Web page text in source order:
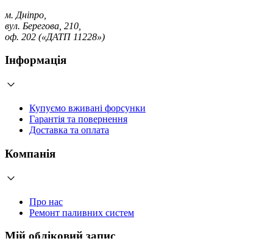
м. Дніпро,
вул. Берегова, 210,
оф. 202 («ДАТП 11228»)
Інформація
Купуємо вживані форсунки
Гарантія та повернення
Доставка та оплата
Компанія
Про нас
Ремонт паливних систем
Мій обліковий запис